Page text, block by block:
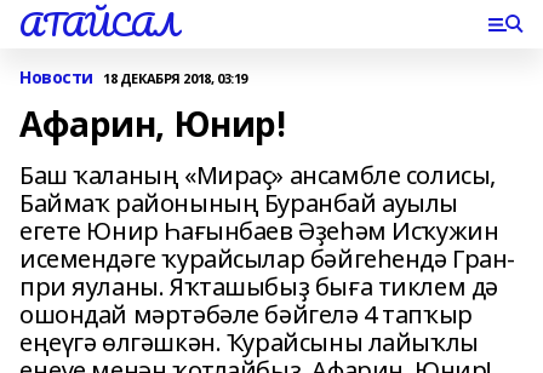
АТАЙСАЛ
Новости 18 ДЕКАБРЯ 2018, 03:19
Афарин, Юнир!
Баш ҡаланың «Мираҫ» ансамбле солисы,
Баймаҡ районының Буранбай ауылы
егете Юнир Һағынбаев Әҙеһәм Исҡужин
исемендәге ҡурайсылар бәйгеһендә Гран-
при яуланы. Яҡташыбыҙ быға тиклем дә
ошондай мәртәбәле бәйгелә 4 тапҡыр
еңеүгә өлгәшкән. Ҡурайсыны лайыҡлы